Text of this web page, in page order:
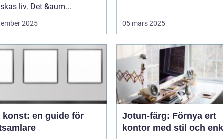
liv. Det &aum...
2025 05 mars 2025
konst: en guide för
Jotun-färg: Förnya ert
kontor med stil och